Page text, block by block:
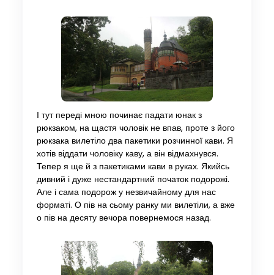
І тут переді мною починає падати юнак з
рюкзаком, на щастя чоловік не впав, проте з його
рюкзака вилетіло два пакетики розчинної кави. Я
хотів віддати чоловіку каву, а він відмахнувся.
Тепер я ще й з пакетиками кави в руках. Якийсь
дивний і дуже нестандартний початок подорожі.
Але і сама подорож у незвичайному для нас
форматі. О пів на сьому ранку ми вилетіли, а вже
о пів на десяту вечора повернемося назад.